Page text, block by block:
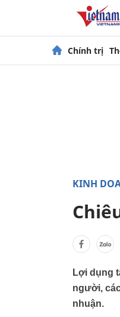
Chính trị
KINH
Lợi dụng
người,
nhuận.